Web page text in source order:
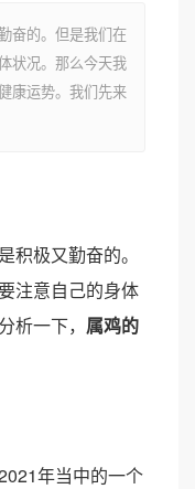
奋的。但是我们在
状况。那么今天我
康运势。我们先来
极又勤奋的。
注意自己的身体
析一下， 属鸡的
年当中的一个